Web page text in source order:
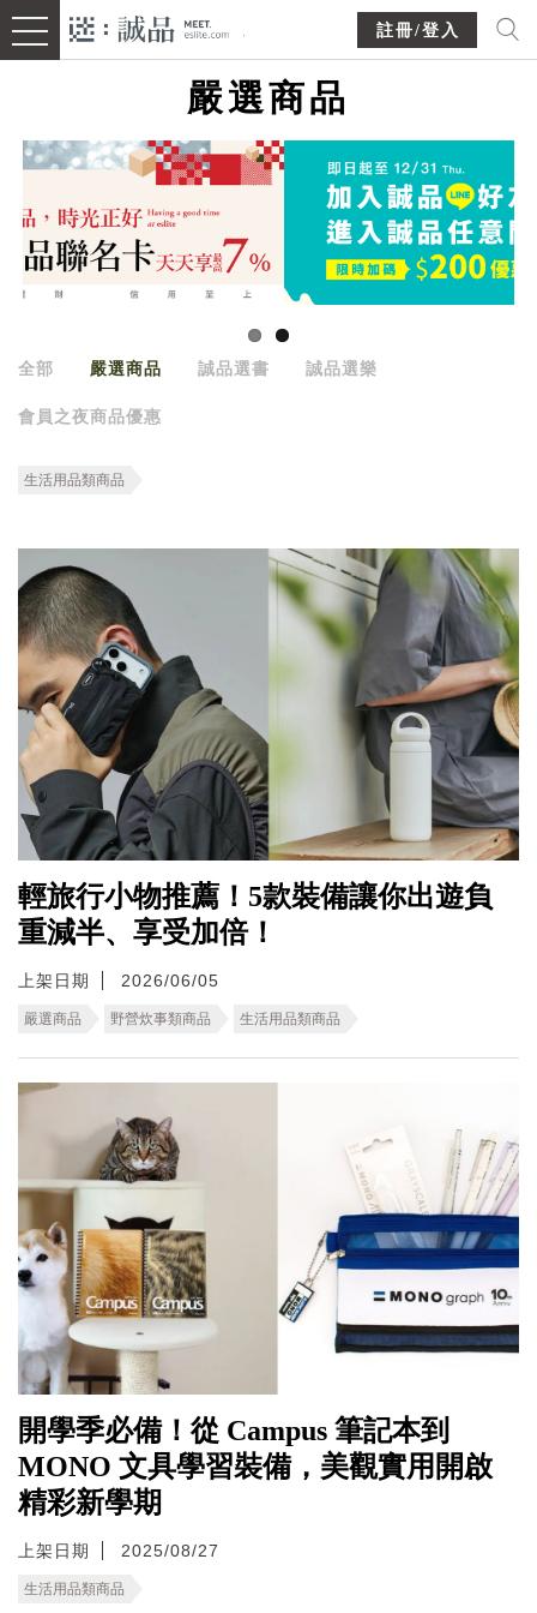
註冊/登入
嚴選商品
全部 嚴選商品 誠品選書 誠品選樂
會員之夜商品優惠
生活用品類商品
輕旅行小物推薦！5款裝備讓你出遊負
重減半、享受加倍！
上架日期 2026/06/05
嚴選商品 野營炊事類商品 生活用品類商品
開學季必備！從 Campus 筆記本到
MONO 文具學習裝備，美觀實用開啟
精彩新學期
上架日期 2025/08/27
生活用品類商品